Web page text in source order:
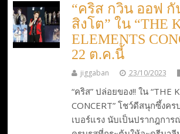
“คริส กวิน ออฟ กั
สิงโต” ใน “THE
ELEMENTS
22 ต.ค.นี้
jiggaban 23/10/2023
“คริส” ปล่อยของ!! ใน “THE
CONCERT” โชว์ดีสนุกซึ้งค
เบอร์แรง นับเป็นปรากฎกา